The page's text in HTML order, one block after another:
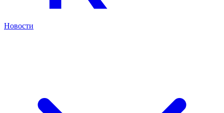
Новости